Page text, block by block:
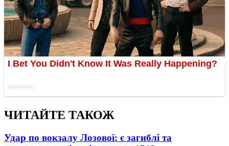
ЧИТАЙТЕ ТАКОЖ
Удар по вокзалу Лозової: є загиблі та